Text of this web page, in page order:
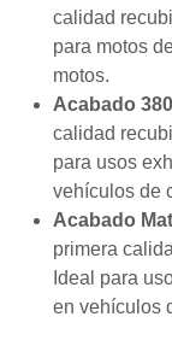
calidad
para motos
motos.
Acabado
calidad
para usos
vehículos de
Acabado
primera
Ideal para
en vehículos
durante tu
rechaza estas
cookies,
algunas
desaparecerán
de la web.
Marketing
Al compartir tus
intereses y
comportamiento